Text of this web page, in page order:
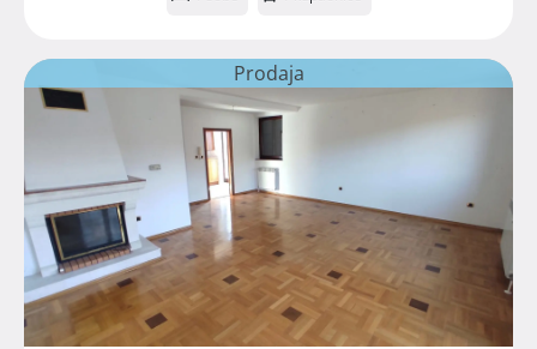
Prodaja